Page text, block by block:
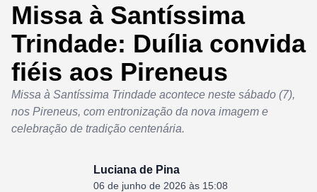
Missa à Santíssima
Trindade: Duília convida
fiéis aos Pireneus
Missa à Santíssima Trindade acontece neste sábado (7),
nos Pireneus, com entronização da nova imagem e
celebração de tradição centenária.
Luciana de Pina
06 de junho de 2026 às 15:08